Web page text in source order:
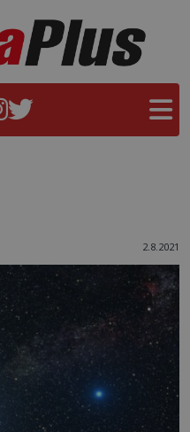
2.8.2021